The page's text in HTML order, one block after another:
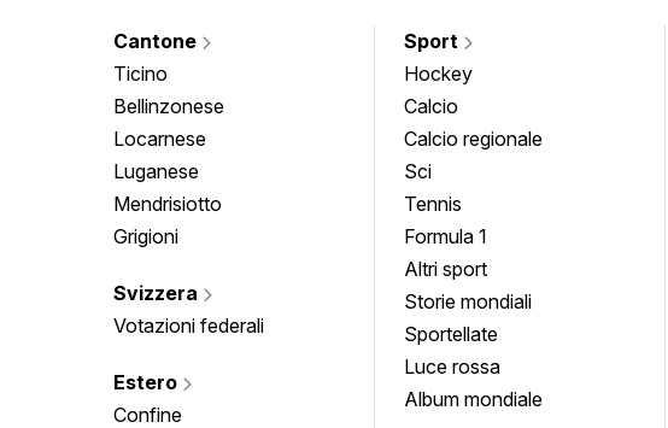
Cantone
Ticino
Bellinzonese
Locarnese
Luganese
Mendrisiotto
Grigioni
Svizzera
Votazioni federali
Estero
Confine
Sport
Hockey
Calcio
Calcio regionale
Sci
Tennis
Formula 1
Altri sport
Storie mondiali
Sportellate
Luce rossa
Album mondiale